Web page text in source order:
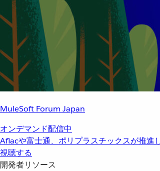
MuleSoft Forum Japan
オンデマンド配信中
Aflacや富士通、ポリプラスチックスが推進
視聴する
開発者リソース